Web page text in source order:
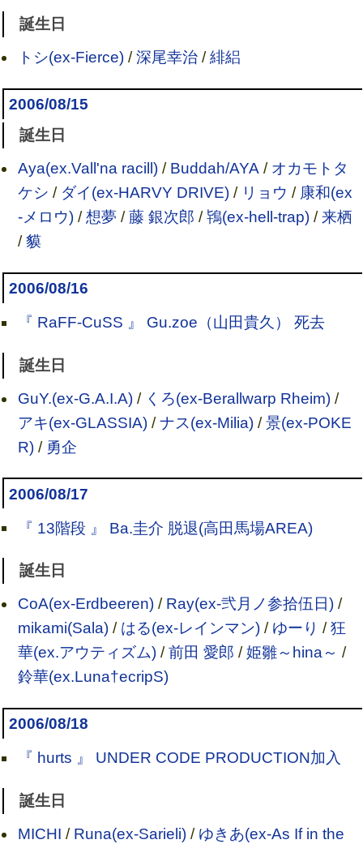
誕生日
トシ(ex-Fierce)/深尾幸治/緋絽
2006/08/15
誕生日
Aya(ex.Vall'na racill)/ Buddah/AYA / オカモトタ
ケシ / ダイ(ex-HARVY DRIVE)/ リョウ / 康和(ex
-メロウ)/想夢 /藤 銀次郎 /鴇(ex-hell-trap)/来栖
/貘
2006/08/16
『 RaFF-CuSS 』 Gu.zoe（山田貴久） 死去
誕生日
GuY.(ex-G.A.I.A)/ くろ(ex-Berallwarp Rheim)/
アキ(ex-GLASSIA)/ナス(ex-Milia)/景(ex-POKE
R)/ 勇企
2006/08/17
『 13階段 』 Ba.圭介 脱退(高田馬場AREA)
誕生日
CoA(ex-Erdbeeren)/ Ray(ex-弐月ノ参拾伍日)/
mikami(Sala)/ はる(ex-レインマン)/ ゆーり /狂
華(ex.アウティズム)/前田 愛郎 /姫雛～hina～ /
鈴華(ex.Luna†ecripS)
2006/08/18
『 hurts 』 UNDER CODE PRODUCTION加入
誕生日
MICHI / Runa(ex-Sarieli)/ ゆきあ(ex-As If in the